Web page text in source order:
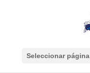
Seleccionar página